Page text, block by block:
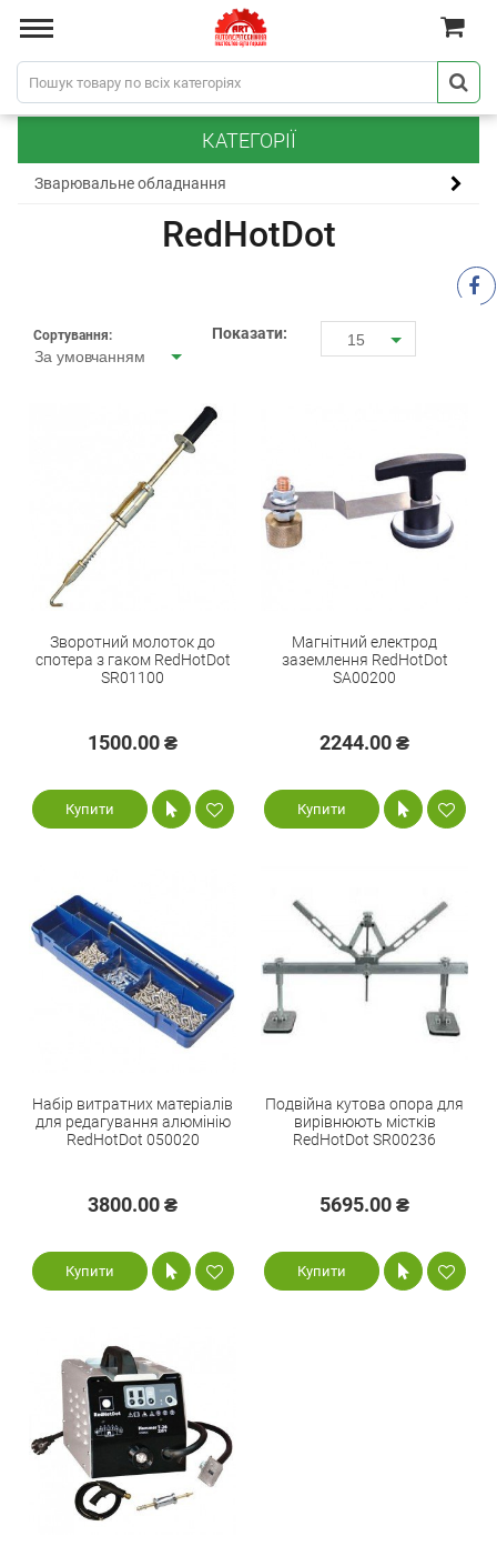
КАТЕГОРІЇ
Зварювальне обладнання
RedHotDot
Сортування:
За умовчанням
Показати: 15
Зворотний молоток до
спотера з гаком RedHotDot
SR01100
1500.00 ₴
Купити
Магнітний електрод
заземлення RedHotDot
SA00200
2244.00 ₴
Купити
Набір витратних матеріалів
для редагування алюмінію
RedHotDot 050020
3800.00 ₴
Купити
Подвійна кутова опора для
вирівнюють містків
RedHotDot SR00236
5695.00 ₴
Купити